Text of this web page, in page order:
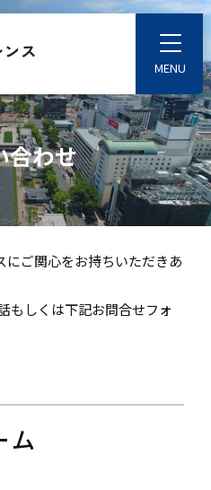
T
o
g
l
e
M
e
n
u
合わせ
ご関心をお持ちいただきあ
もしくは下記お問合せフォ
ム